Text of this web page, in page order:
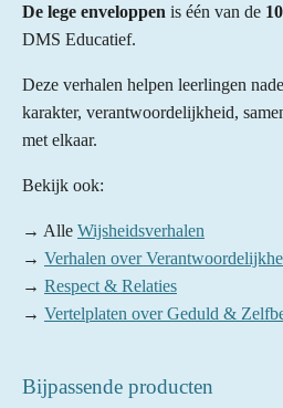
De lege enveloppen is één van de
DMS Educatief.
Deze verhalen helpen leerlingen
karakter, verantwoordelijkheid,
met elkaar.
Bekijk ook:
→ Alle Wijsheidsverhalen
→ Verhalen over
→ Respect & Relaties
→ Vertelplaten over Geduld &
Bijpassende producten